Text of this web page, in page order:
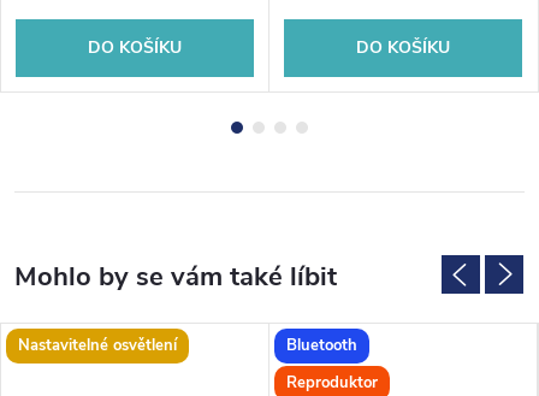
DO KOŠÍKU DO KOŠÍKU
Nastavitelné osvětlení
Bluetooth
Reproduktor